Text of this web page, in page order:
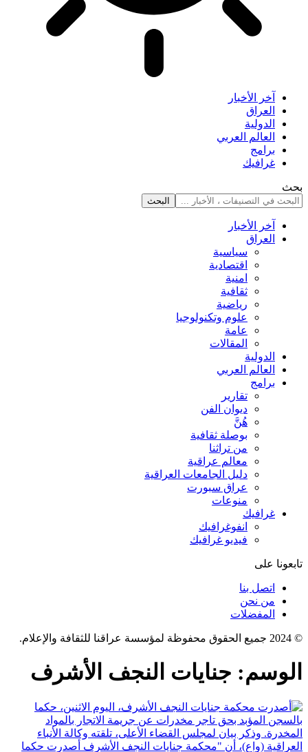
آخر الأخبار
العراق
الدولية
العالم العربي
برامج
غرافيك
بحث
آخر الأخبار
العراق
سياسية
اقتصادية
امنية
ثقافية
رياضية
علوم وتكنولوجيا
عامة
المقالات
الدولية
العالم العربي
برامج
تقارير
ديوان الفن
هُنَّ
بوصلة ثقافية
من تراثنا
معالم عراقية
دليل الجامعات العراقية
عراق سبورت
منوعات
غرافيك
انفوغرافيك
فيديو غرافيك
تابعونا على
اتصل بنا
من نحن
المفضلات
© 2024 جميع الحقوق محفوظة لمؤسسة عراقنا للثقافة والإعلام.
الوسم: جنايات النجف الأشرف